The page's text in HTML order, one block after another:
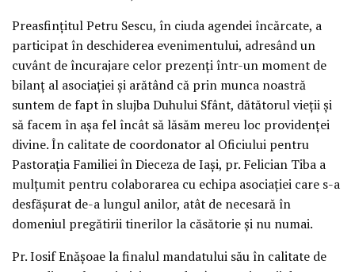
Preasfințitul Petru Sescu, în ciuda agendei încărcate, a
participat în deschiderea evenimentului, adresând un
cuvânt de încurajare celor prezenți într-un moment de
bilanț al asociației și arătând că prin munca noastră
suntem de fapt în slujba Duhului Sfânt, dătătorul vieții și
să facem în așa fel încât să lăsăm mereu loc providenței
divine. În calitate de coordonator al Oficiului pentru
Pastorația Familiei în Dieceza de Iași, pr. Felician Tiba a
mulțumit pentru colaborarea cu echipa asociației care s-a
desfășurat de-a lungul anilor, atât de necesară în
domeniul pregătirii tinerilor la căsătorie și nu numai.
Pr. Iosif Enășoae la finalul mandatului său în calitate de